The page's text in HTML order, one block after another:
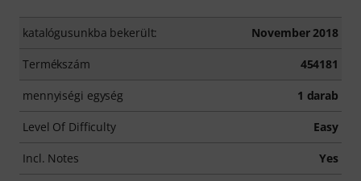
katalógusunkba bekerült: November 2018
Termékszám 454181
mennyiségi egység 1 darab
Level Of Difficulty Easy
Incl. Notes Yes